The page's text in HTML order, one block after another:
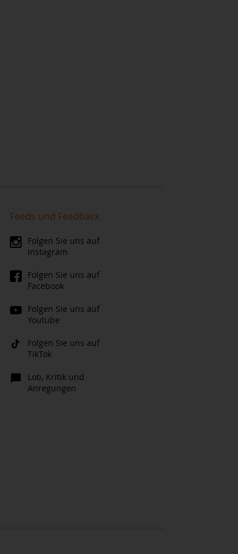
Feeds und Feedback
Folgen Sie uns auf
Instagram
Folgen Sie uns auf
Facebook
Folgen Sie uns auf
Youtube
Folgen Sie uns auf
TikTok
Lob, Kritik und
Anregungen